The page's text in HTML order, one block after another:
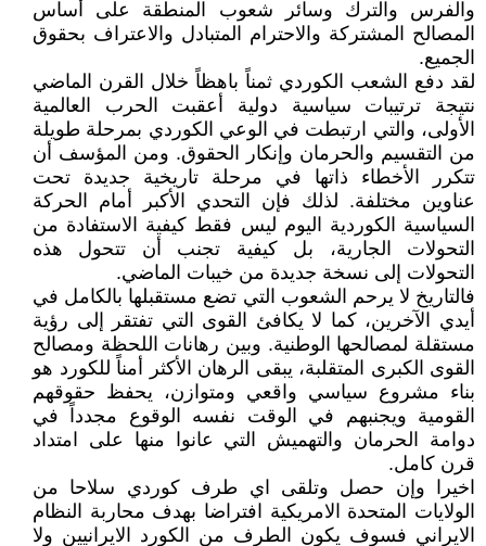
والفرس والترك وسائر شعوب المنطقة على أساس
المصالح المشتركة والاحترام المتبادل والاعتراف بحقوق
الجميع.
لقد دفع الشعب الكوردي ثمناً باهظاً خلال القرن الماضي
نتيجة ترتيبات سياسية دولية أعقبت الحرب العالمية
الأولى، والتي ارتبطت في الوعي الكوردي بمرحلة طويلة
من التقسيم والحرمان وإنكار الحقوق. ومن المؤسف أن
تتكرر الأخطاء ذاتها في مرحلة تاريخية جديدة تحت
عناوين مختلفة. لذلك فإن التحدي الأكبر أمام الحركة
السياسية الكوردية اليوم ليس فقط كيفية الاستفادة من
التحولات الجارية، بل كيفية تجنب أن تتحول هذه
التحولات إلى نسخة جديدة من خيبات الماضي.
فالتاريخ لا يرحم الشعوب التي تضع مستقبلها بالكامل في
أيدي الآخرين، كما لا يكافئ القوى التي تفتقر إلى رؤية
مستقلة لمصالحها الوطنية. وبين رهانات اللحظة ومصالح
القوى الكبرى المتقلبة، يبقى الرهان الأكثر أمناً للكورد هو
بناء مشروع سياسي واقعي ومتوازن، يحفظ حقوقهم
القومية ويجنبهم في الوقت نفسه الوقوع مجدداً في
دوامة الحرمان والتهميش التي عانوا منها على امتداد
قرن كامل.
اخيرا وإن حصل وتلقى اي طرف كوردي سلاحا من
الولايات المتحدة الامريكية افتراضا بهدف محاربة النظام
الايراني فسوف يكون الطرف من الكورد الايرانيين ولا